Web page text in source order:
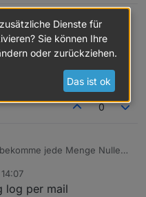
13:27
jede Menge Nullen.
app meldet Person
0
jede Menge Nullen.
log per mail
Dienste für
Sie können Ihre
oder zurückziehen.
Das ist ok